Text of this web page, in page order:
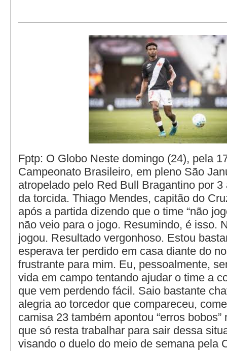
Fptp: O Globo Neste domingo (24), pela
Campeonato Brasileiro, em pleno São
atropelado pelo Red Bull Bragantino por
da torcida. Thiago Mendes, capitão do
após a partida dizendo que o time “não
não veio para o jogo. Resumindo, é isso.
jogou. Resultado vergonhoso. Estou
esperava ter perdido em casa diante do
frustrante para mim. Eu, pessoalmente,
vida em campo tentando ajudar o time a
que vem perdendo fácil. Saio bastante
alegria ao torcedor que compareceu,
camisa 23 também apontou “erros
que só resta trabalhar para sair dessa
visando o duelo do meio de semana pela